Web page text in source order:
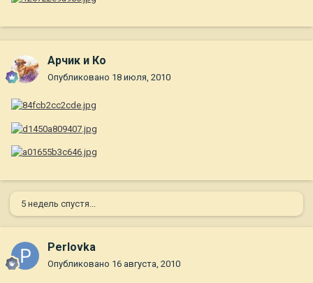
Арчик и Ко
Опубликовано 18 июля, 2010
5 недель спустя...
Perlovka
Опубликовано 16 августа, 2010